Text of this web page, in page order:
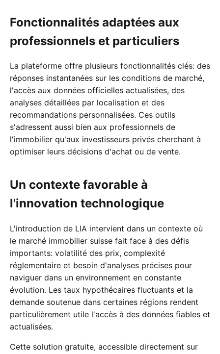
Fonctionnalités adaptées aux
professionnels et particuliers
La plateforme offre plusieurs fonctionnalités clés: des
réponses instantanées sur les conditions de marché,
l'accès aux données officielles actualisées, des
analyses détaillées par localisation et des
recommandations personnalisées. Ces outils
s'adressent aussi bien aux professionnels de
l'immobilier qu'aux investisseurs privés cherchant à
optimiser leurs décisions d'achat ou de vente.
Un contexte favorable à
l'innovation technologique
L'introduction de LIA intervient dans un contexte où
le marché immobilier suisse fait face à des défis
importants: volatilité des prix, complexité
réglementaire et besoin d'analyses précises pour
naviguer dans un environnement en constante
évolution. Les taux hypothécaires fluctuants et la
demande soutenue dans certaines régions rendent
particulièrement utile l'accès à des données fiables et
actualisées.
Cette solution gratuite, accessible directement sur